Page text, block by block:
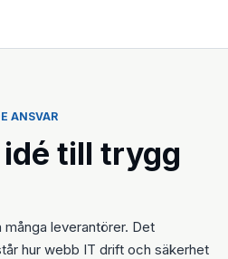
ANSVAR
till trygg
leverantörer. Det
hur webb IT drift och säkerhet